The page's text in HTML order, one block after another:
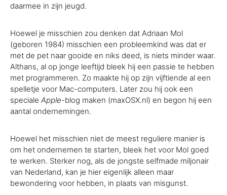
daarmee in zijn jeugd.
Hoewel je misschien zou denken dat Adriaan Mol
(geboren 1984) misschien een probleemkind was dat er
met de pet naar gooide en niks deed, is niets minder waar.
Althans, al op jonge leeftijd bleek hij een passie te hebben
met programmeren. Zo maakte hij op zijn vijftiende al een
spelletje voor Mac-computers. Later zou hij ook een
speciale Apple-blog maken (maxOSX.nl) en begon hij een
aantal ondernemingen.
Hoewel het misschien niet de meest reguliere manier is
om het ondernemen te starten, bleek het voor Mol goed
te werken. Sterker nog, als de jongste selfmade miljonair
van Nederland, kan je hier eigenlijk alleen maar
bewondering voor hebben, in plaats van misgunst.